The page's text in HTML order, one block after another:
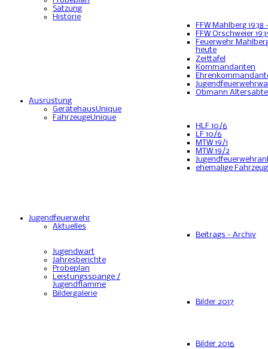
Satzung
Historie
FFW Mahlberg 1938
FFW Orschweier
Feuerwehr
heute
Zeittafel
Kommandanten
Obmann
Ausrüstung
GerätehausUnique
FahrzeugeUnique
HLF 10/6
LF 10/6
MTW 19/1
MTW 19/2
ehemalige
Jugendfeuerwehr
Aktuelles
Beitrags - Archiv
Jugendwart
Jahresberichte
Probeplan
Leistungsspange /
Jugendflamme
Bildergalerie
Bilder 2017
Bilder 2016